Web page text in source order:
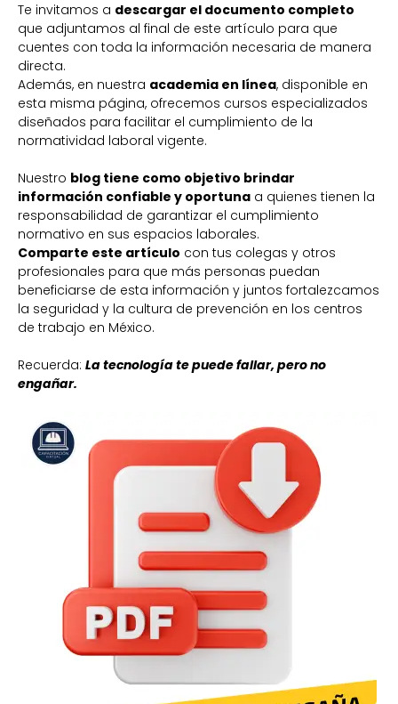
Te invitamos a descargar el documento completo
que adjuntamos al final de este artículo para que
cuentes con toda la información necesaria de manera
directa.
Además, en nuestra academia en línea, disponible en
esta misma página, ofrecemos cursos especializados
diseñados para facilitar el cumplimiento de la
normatividad laboral vigente.
Nuestro blog tiene como objetivo brindar
información confiable y oportuna a quienes tienen la
responsabilidad de garantizar el cumplimiento
normativo en sus espacios laborales.
Comparte este artículo con tus colegas y otros
profesionales para que más personas puedan
beneficiarse de esta información y juntos fortalezcamos
la seguridad y la cultura de prevención en los centros
de trabajo en México.
Recuerda: La tecnología te puede fallar, pero no
engañar.